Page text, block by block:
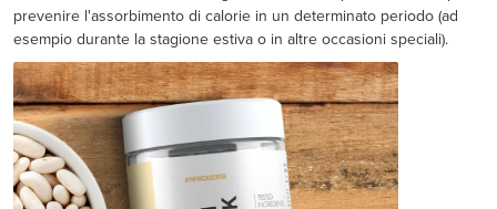
prevenire l'assorbimento di calorie in un determinato periodo (ad
esempio durante la stagione estiva o in altre occasioni speciali).